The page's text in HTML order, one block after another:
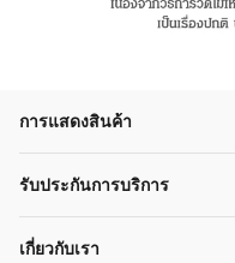
การแสดงสินค้า
รับประกันการบริการ
เกี่ยวกับเรา